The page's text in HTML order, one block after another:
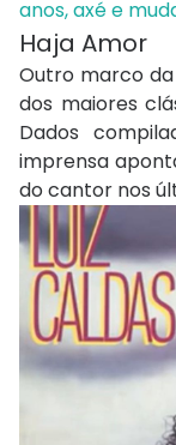
anos, axé e
Haja Amor
Outro marco
dos maiores
Dados
imprensa
do cantor nos